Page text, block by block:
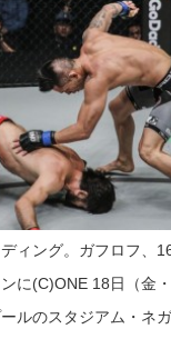
ディング。ガフロフ、
に(C)ONE 18日（金
ルのスタジアム・ネ